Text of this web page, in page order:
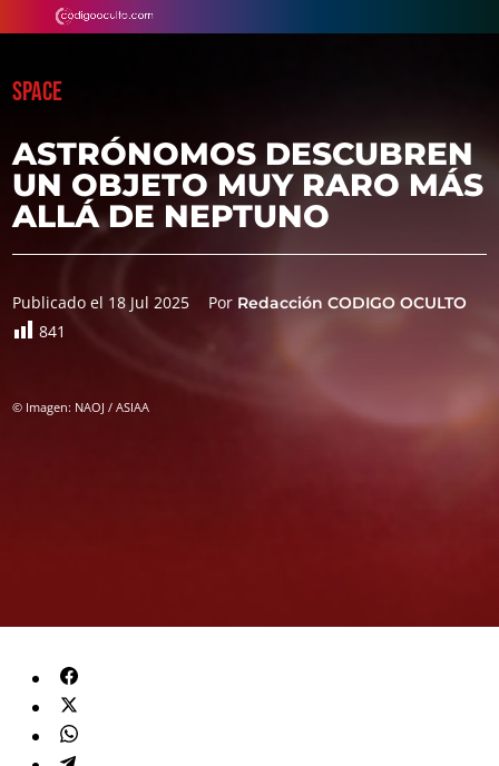
SPACE
ASTRÓNOMOS DESCUBREN
UN OBJETO MUY RARO MÁS
ALLÁ DE NEPTUNO
Publicado el 18 Jul 2025 Por Redacción CODIGO OCULTO
841
© Imagen: NAOJ / ASIAA